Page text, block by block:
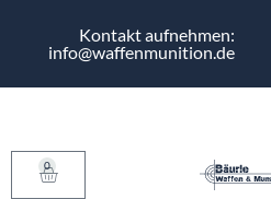
Kontakt aufnehmen:
info@waffenmunition.de
0